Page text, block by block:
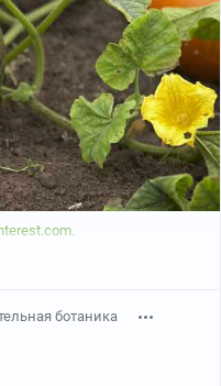
цвета обычно
стволов,
ногу.
.
ботаника